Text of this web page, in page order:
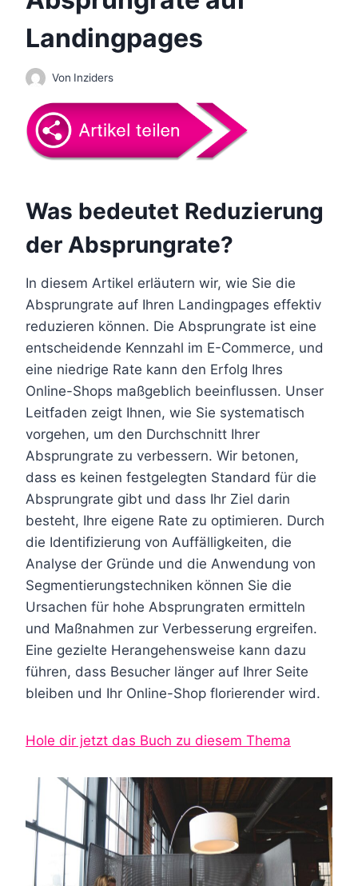
Landingpages
Von Inziders
Was bedeutet Reduzierung
der Absprungrate?
In diesem Artikel erläutern wir, wie Sie die
Absprungrate auf Ihren Landingpages effektiv
reduzieren können. Die Absprungrate ist eine
entscheidende Kennzahl im E-Commerce, und
eine niedrige Rate kann den Erfolg Ihres
Online-Shops maßgeblich beeinflussen. Unser
Leitfaden zeigt Ihnen, wie Sie systematisch
vorgehen, um den Durchschnitt Ihrer
Absprungrate zu verbessern. Wir betonen,
dass es keinen festgelegten Standard für die
Absprungrate gibt und dass Ihr Ziel darin
besteht, Ihre eigene Rate zu optimieren. Durch
die Identifizierung von Auffälligkeiten, die
Analyse der Gründe und die Anwendung von
Segmentierungstechniken können Sie die
Ursachen für hohe Absprungraten ermitteln
und Maßnahmen zur Verbesserung ergreifen.
Eine gezielte Herangehensweise kann dazu
führen, dass Besucher länger auf Ihrer Seite
bleiben und Ihr Online-Shop florierender wird.
Hole dir jetzt das Buch zu diesem Thema